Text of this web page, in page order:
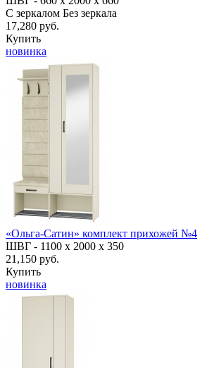
С зеркалом Без зеркала
17,280 руб.
Купить
новинка
«Ольга-Сатин» комплект прихожей №4
ШВГ - 1100 х 2000 х 350
21,150 руб.
Купить
новинка